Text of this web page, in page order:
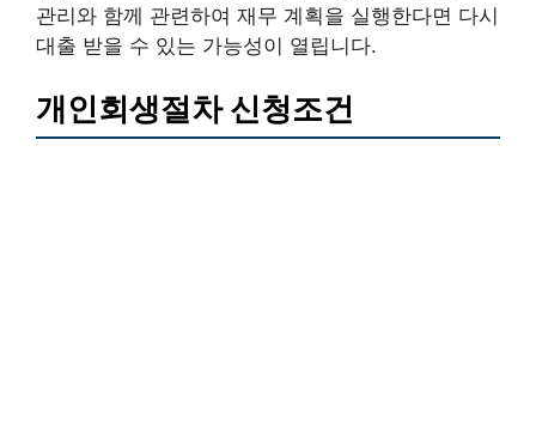
관리와 함께 관련하여 재무 계획을 실행한다면 다시
대출 받을 수 있는 가능성이 열립니다.
개인회생절차 신청조건